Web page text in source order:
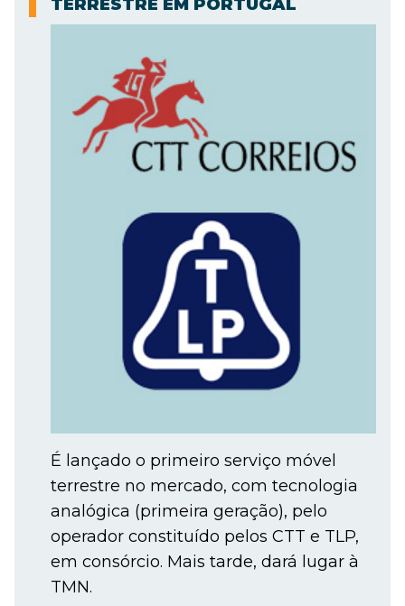
TERRESTRE EM PORTUGAL
É lançado o primeiro serviço móvel
terrestre no mercado, com tecnologia
analógica (primeira geração), pelo
operador constituído pelos CTT e TLP,
em consórcio. Mais tarde, dará lugar à
TMN.